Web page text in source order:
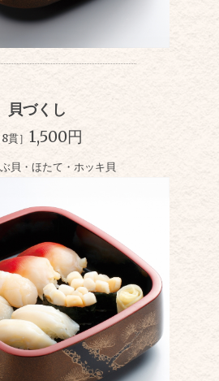
貝づくし
8貫］ 1,500円
貝・ほたて・ホッキ貝